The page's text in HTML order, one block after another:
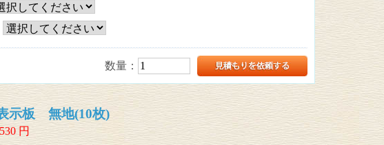
数量：
示板 無地(10枚)
円